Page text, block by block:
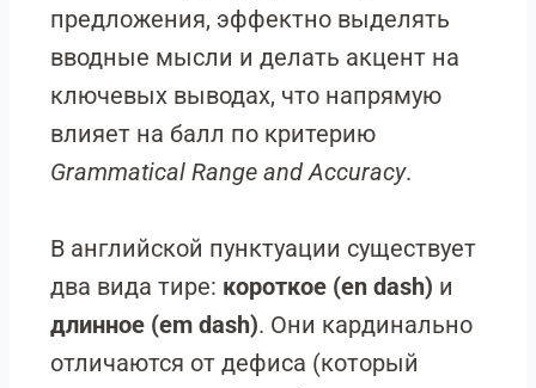
предложения, эффектно выделять
вводные мысли и делать акцент на
ключевых выводах, что напрямую
влияет на балл по критерию
Grammatical Range and Accuracy.
В английской пунктуации существует
два вида тире: короткое (en dash) и
длинное (em dash). Они кардинально
отличаются от дефиса (который